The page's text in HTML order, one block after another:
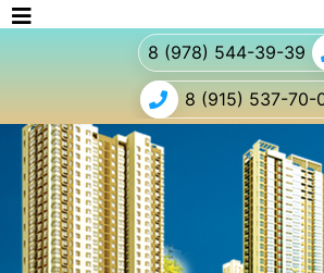
8 (978) 544-39-39
8 (915) 537-70-